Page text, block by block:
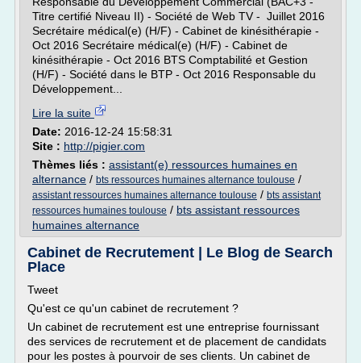
Titre certifié Niveau II) - Société de Web TV - Juillet 2016
Secrétaire médical(e) (H/F) - Cabinet de kinésithérapie -
Oct 2016 Secrétaire médical(e) (H/F) - Cabinet de
kinésithérapie - Oct 2016 BTS Comptabilité et Gestion
(H/F) - Société dans le BTP - Oct 2016 Responsable du
Développement...
Lire la suite
Date: 2016-12-24 15:58:31
Site : http://pigier.com
Thèmes liés : assistant(e) ressources humaines en
alternance / bts ressources humaines alternance toulouse /
assistant ressources humaines alternance toulouse / bts assistant
ressources humaines toulouse / bts assistant ressources
humaines alternance
Cabinet de Recrutement | Le Blog de Search
Place
Tweet
Qu'est ce qu'un cabinet de recrutement ?
Un cabinet de recrutement est une entreprise fournissant
des services de recrutement et de placement de candidats
pour les postes à pourvoir de ses clients. Un cabinet de